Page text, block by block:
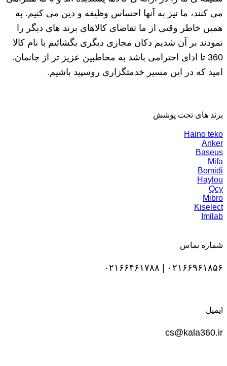
می کنند، ما نیز به آنها احساس وظیفه و دین می کنیم. به
همین خاطر وقتی از ما تقاضای کالاهای برند های دیگر را
نمودند بر آن شدیم دکان مجازی دیگری بگشائیم با نام کالا
360 تا ادای احترامی باشد به مخاطبین عزیز تر از جانمان.
امید که در این مسیر خدمتگزاری روسپید باشیم.
برند های تحت پوشش
Haino teko
Anker
Baseus
Mifa
Bomidi
Haylou
Qcy
Mibro
Kiselect
Imilab
شماره تماس
۰۲۱۶۶۹۶۱۸۵۶ | ۰۲۱۶۶۴۶۱۷۸۸
ایمیل
cs@kala360.ir